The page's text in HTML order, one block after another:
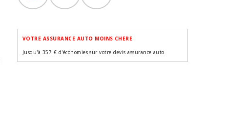
VOTRE ASSURANCE AUTO MOINS CHERE
Jusqu'à 357 € d'économies sur votre devis assurance auto